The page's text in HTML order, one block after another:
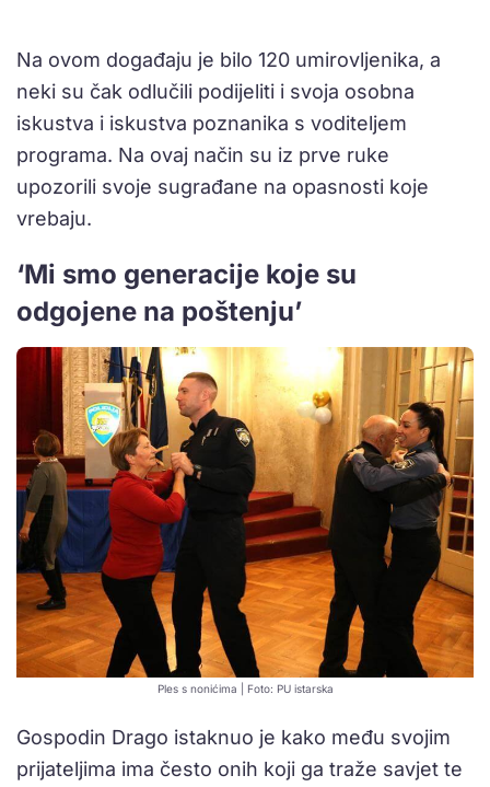
Na ovom događaju je bilo 120 umirovljenika, a
neki su čak odlučili podijeliti i svoja osobna
iskustva i iskustva poznanika s voditeljem
programa. Na ovaj način su iz prve ruke
upozorili svoje sugrađane na opasnosti koje
vrebaju.
‘Mi smo generacije koje su
odgojene na poštenju’
Ples s nonićima | Foto: PU istarska
Gospodin Drago istaknuo je kako među svojim
prijateljima ima često onih koji ga traže savjet te